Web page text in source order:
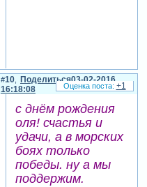
Поделиться
10
03-02-2016
16:18:08
с днём рождения
оля! счастья и
удачи, а в морских
боях только
победы. ну а мы
поддержим.
+1